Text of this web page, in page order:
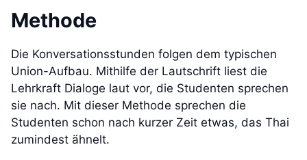
Methode
Die Konversationsstunden folgen dem typischen
Union-Aufbau. Mithilfe der Lautschrift liest die
Lehrkraft Dialoge laut vor, die Studenten sprechen
sie nach. Mit dieser Methode sprechen die
Studenten schon nach kurzer Zeit etwas, das Thai
zumindest ähnelt.